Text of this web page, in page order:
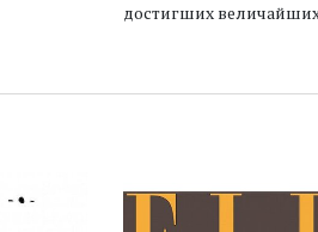
достигших